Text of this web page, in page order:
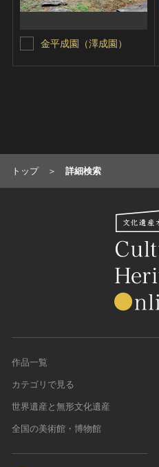
金平成園（澤成園）
トップ 詳細検索
作品一覧
カテゴリで見る
世界遺産と無形文化遺産
全国の美術館・博物館